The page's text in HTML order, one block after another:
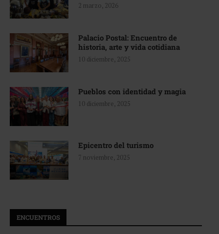
2 marzo, 2026
Palacio Postal: Encuentro de
historia, arte y vida cotidiana
10 diciembre, 2025
Pueblos con identidad y magia
10 diciembre, 2025
Epicentro del turismo
7 noviembre, 2025
ENCUENTROS